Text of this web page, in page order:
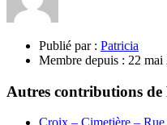
Publié par : Patricia
Membre depuis : 22 mai
Autres contributions de